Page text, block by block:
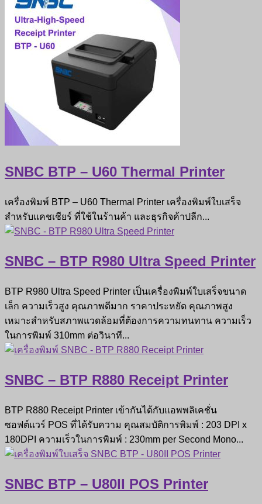
SNBC BTP – U60 Thermal Printer
เครื่องพิมพ์ BTP – U60 Thermal Printer เครื่องพิมพ์ใบเสร็จ
สำหรับแคชเชียร์ ที่ใช้ในร้านค้า และธุรกิจค้าปลีก...
SNBC – BTP R980 Ultra Speed Printer
BTP R980 Ultra Speed Printer เป็นเครื่องพิมพ์ใบเสร็จขนาด
เล็ก ความเร็วสูง คุณภาพดีมาก ราคาประหยัด คุณภาพสูง
เหมาะสำหรับสภาพแวดล้อมที่ต้องการความทนทาน ความเร็ว
ในการพิมพ์ 310mm ต่อวินาที...
SNBC – BTP R880 Receipt Printer
BTP R880 Receipt Printer เข้ากันได้กับแอพพลิเคชั่น
ซอฟต์แวร์ POS ที่ได้รับความ คุณสมบัติการพิมพ์ : 203 DPI x
180DPI ความเร็วในการพิมพ์ : 230mm per Second Mono...
SNBC BTP – U80II POS Printer